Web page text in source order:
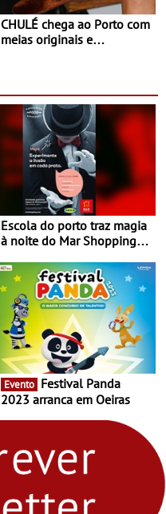
CHULÉ chega ao Porto com
meias originais e
Shopping
Escola do porto traz magia
à noite do Mar Shopping
29 de abril, às 21h00
Evento
2023 arranca em Oeiras